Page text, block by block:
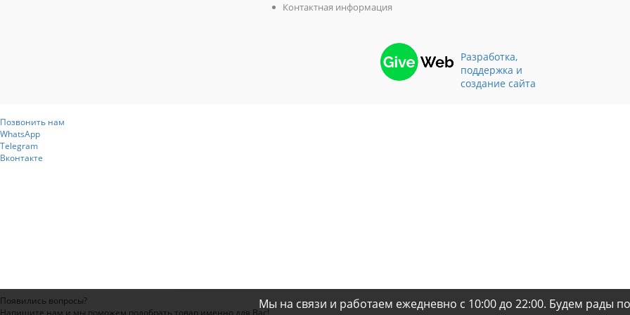
Контактная информация
Разработка,
поддержка и
создание сайта
Мы на связи и работаем ежедневно с 10:00 до 22:00. Будем рады
Позвонить нам
WhatsApp
Telegram
Вконтакте
Появились вопросы?
Напишите нам и мы поможем подобрать товар именно для Вас!